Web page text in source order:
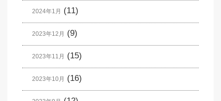
2024年1月 (11)
2023年12月 (9)
2023年11月 (15)
2023年10月 (16)